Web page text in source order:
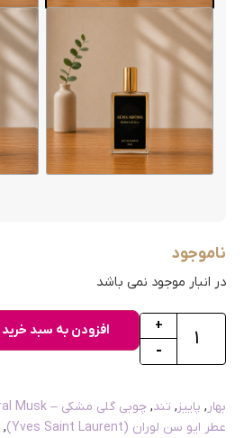
ناموجود
در انبار موجود نمی باشد
-
+ افزودن به سبد خرید
بهار, پاییز, تند, چوبی گلی مشکی – Woody Floral Musk
عطر ایو سن لوران (Yves Saint Laurent)
,